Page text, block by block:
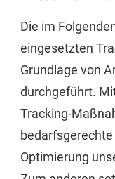
Die im
eingesetzten
Grundlage von
durchgeführt.
Tracking-
Optimierung